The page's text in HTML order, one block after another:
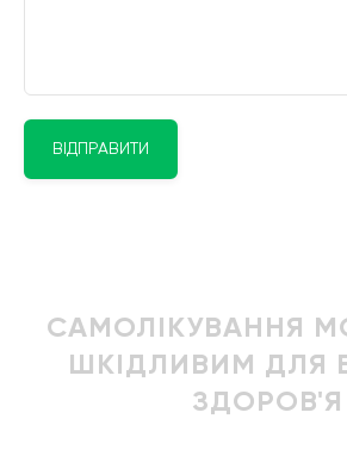
ВІДПРАВИТИ
САМОЛІКУВАННЯ
ШКІДЛИВИМ ДЛЯ
ЗДОРОВ'Я